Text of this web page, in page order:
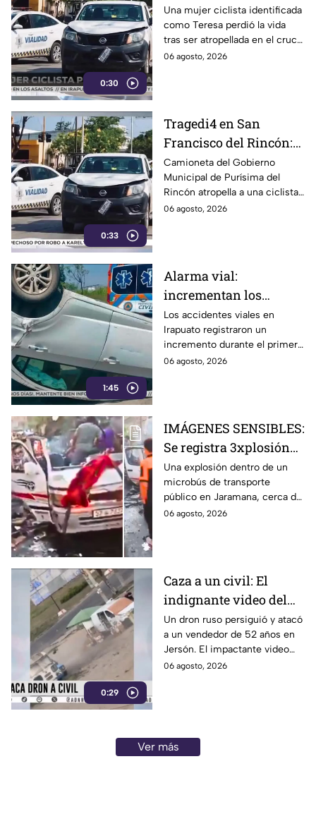
0:30
mujer ciclista tras ser
atrop3llada en bulevar
Las Torres: Así ocurrió
Una mujer ciclista identificada
como Teresa perdió la vida
tras ser atropellada en el cruce
del bulevar Las Torres y la calle
06 agosto, 2026
0:33
Tragedi4 en San
Francisco del Rincón:
Mu3re mujer de la
tercera edad
atropell4da por
vehículo oficial
Camioneta del Gobierno
Municipal de Purísima del
Rincón atropella a una ciclista
de la tercera edad, causándole
06 agosto, 2026
1:45
Alarma vial:
incrementan los
accidentes de tránsito
en Irapuato en el
primer semestre
Los accidentes viales en
Irapuato registraron un
incremento durante el primer
semestre del año. El
06 agosto, 2026
IMÁGENES SENSIBLES:
Se registra 3xplosión
en autobús deja HOY
jueves: 3 mu3rtos y
varios heridos
Una explosión dentro de un
microbús de transporte
público en Jaramana, cerca de
Damasco, Siria, dejó tres
06 agosto, 2026
0:29
Caza a un civil: El
indignante video del
dron ruso persiguiendo
a un vendedor de
verduras en Ucrania
Un dron ruso persiguió y atacó
a un vendedor de 52 años en
Jersón. El impactante video
grabado por el dron desató la
06 agosto, 2026
Ver más